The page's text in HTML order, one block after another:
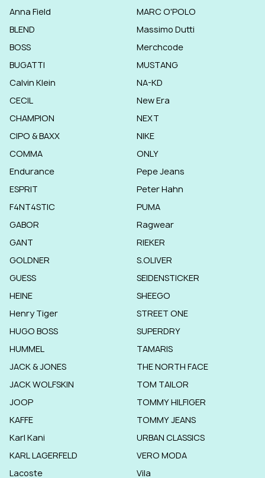
Anna Field
BLEND
BOSS
BUGATTI
Calvin Klein
CECIL
CHAMPION
CIPO & BAXX
COMMA
Endurance
ESPRIT
F4NT4STIC
GABOR
GANT
GOLDNER
GUESS
HEINE
Henry Tiger
HUGO BOSS
HUMMEL
JACK & JONES
JACK WOLFSKIN
JOOP
KAFFE
Karl Kani
KARL LAGERFELD
Lacoste
MARC O'POLO
Massimo Dutti
Merchcode
MUSTANG
NA-KD
New Era
NEXT
NIKE
ONLY
Pepe Jeans
Peter Hahn
PUMA
Ragwear
RIEKER
S.OLIVER
SEIDENSTICKER
SHEEGO
STREET ONE
SUPERDRY
TAMARIS
THE NORTH FACE
TOM TAILOR
TOMMY HILFIGER
TOMMY JEANS
URBAN CLASSICS
VERO MODA
Vila